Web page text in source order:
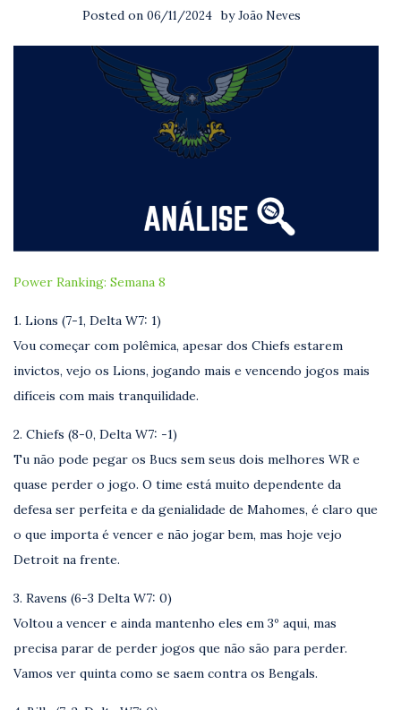
Posted on 06/11/2024 byJoão Neves
Power Ranking: Semana 8
1. Lions (7-1, Delta W7: 1)
Vou começar com polêmica, apesar dos Chiefs estarem
invictos, vejo os Lions, jogando mais e vencendo jogos mais
difíceis com mais tranquilidade.
2. Chiefs (8-0, Delta W7: -1)
Tu não pode pegar os Bucs sem seus dois melhores WR e
quase perder o jogo. O time está muito dependente da
defesa ser perfeita e da genialidade de Mahomes, é claro que
o que importa é vencer e não jogar bem, mas hoje vejo
Detroit na frente.
3. Ravens (6-3 Delta W7: 0)
Voltou a vencer e ainda mantenho eles em 3º aqui, mas
precisa parar de perder jogos que não são para perder.
Vamos ver quinta como se saem contra os Bengals.